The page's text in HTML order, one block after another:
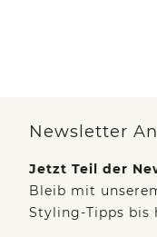
Newsletter
Jetzt Teil der
Bleib mit
Styling-Tipps bis